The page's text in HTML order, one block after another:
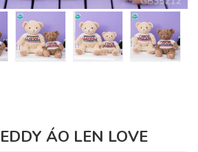
ÁO LEN LOVE